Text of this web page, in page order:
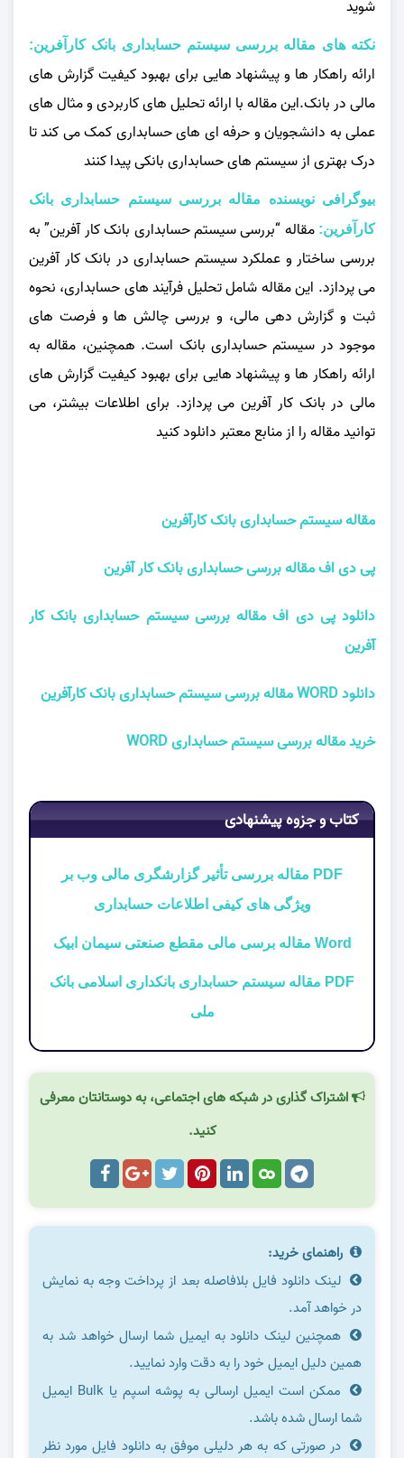
شوید
نکته های مقاله بررسی سيستم حسابداری بانک كارآفرين:
ارائه راهکار ها و پیشنهاد هایی برای بهبود کیفیت گزارش‌ های
مالی در بانک.این مقاله با ارائه تحلیل‌ های کاربردی و مثال‌ های
عملی به دانشجویان و حرفه‌ ای‌ های حسابداری کمک می‌ کند تا
درک بهتری از سیستم‌ های حسابداری بانکی پیدا کنند
بیوگرافی نویسنده مقاله بررسی سيستم حسابداری بانک
كارآفرين: مقاله “بررسی سیستم حسابداری بانک کار آفرین” به
بررسی ساختار و عملکرد سیستم حسابداری در بانک کار آفرین
می‌ پردازد. این مقاله شامل تحلیل فرآیند های حسابداری، نحوه
ثبت و گزارش‌ دهی مالی، و بررسی چالش‌ ها و فرصت‌ های
موجود در سیستم حسابداری بانک است. همچنین، مقاله به
ارائه راهکار ها و پیشنهاد هایی برای بهبود کیفیت گزارش‌ های
مالی در بانک کار آفرین می‌ پردازد. برای اطلاعات بیشتر، می‌
توانید مقاله را از منابع معتبر دانلود کنید
مقاله سيستم حسابداری بانک كارآفرين
پی دی اف مقاله بررسی حسابداری بانک کار آفرین
دانلود پی دی اف مقاله بررسی سيستم حسابداری بانک کار
آفرین
دانلودWORDمقاله بررسی سيستم حسابداری بانک كارآفرين
خرید مقاله بررسی سيستم حسابداری WORD
کتاب و جزوه پیشنهادی
PDF مقاله بررسی تأثير گزارشگری مالی وب بر
ويژگی های كيفی اطلاعات حسابداری
Word مقاله برسی مالی مقطع صنعتی سیمان ابیک
PDF مقاله سيستم حسابداری بانکداری اسلامی بانک
ملی
اشتراک گذاری در شبکه های اجتماعی، به دوستانتان معرفی
کنید.
راهنمای خرید:
لینک دانلود فایل بلافاصله بعد از پرداخت وجه به نمایش
در خواهد آمد.
همچنین لینک دانلود به ایمیل شما ارسال خواهد شد به
همین دلیل ایمیل خود را به دقت وارد نمایید.
ممکن است ایمیل ارسالی به پوشه اسپم یا Bulk ایمیل
شما ارسال شده باشد.
در صورتی که به هر دلیلی موفق به دانلود فایل مورد نظر